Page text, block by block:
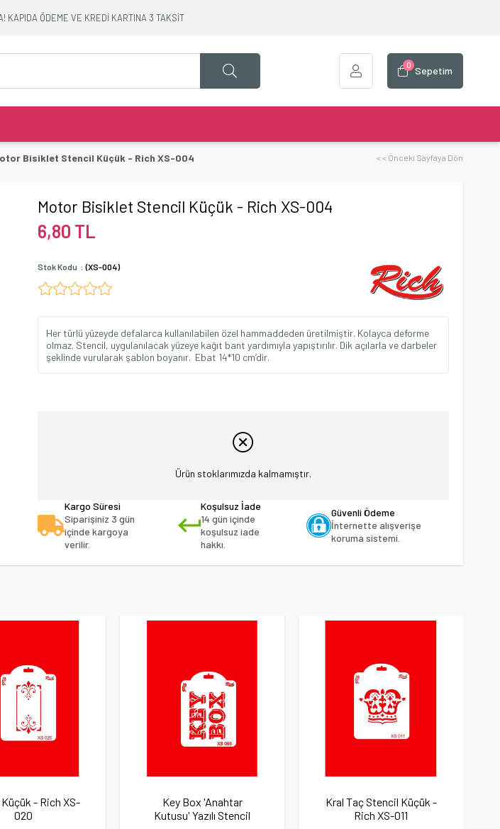
KAPIDA ÖDEME VE KREDİ KARTINA 3 TAKSİT
Sepetim
0
Bisiklet Stencil Küçük - Rich XS-004 < < Önceki Sayfaya Dön
Motor Bisiklet Stencil Küçük - Rich XS-004
6,80 TL
Stok Kodu (XS-004)
Her türlü yüzeyde defalarca kullanılabilen özel hammaddeden üretilmiştir. Kolayca deforme
olmaz. Stencil, uygulanılacak yüzeye kağıt bant yardımıyla yapıştırılır. Dik açılarla ve darbeler
şeklinde vurularak şablon boyanır. Ebat 14*10 cm’dir.
Ürün stoklarımızda kalmamıştır.
Kargo Süresi
Siparişiniz 3 gün
içinde kargoya
verilir.
Koşulsuz İade
14 gün içinde
koşulsuz iade
hakkı.
Güvenli Ödeme
İnternette alışverişe
koruma sistemi.
- Rich XS-
020
Key Box 'Anahtar
Kutusu' Yazılı Stencil
Kral Taç Stencil Küçük -
Rich XS-011